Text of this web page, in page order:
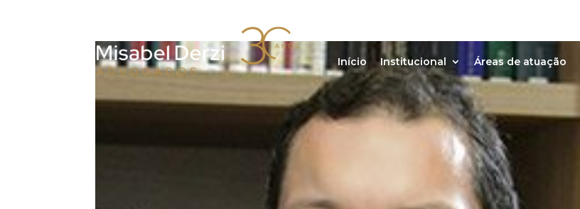
Início Institucional Áreas de atuação